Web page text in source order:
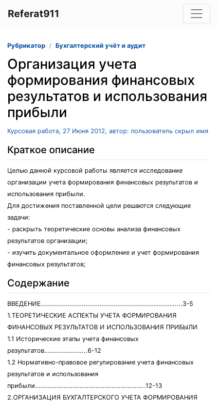
Referat911
Рубрикатор Бухгалтерский учёт и аудит
Организация учета
формирования финансовых
результатов и использования
прибыли
Курсовая работа, 27 Июня 2012, автор: пользователь скрыл имя
Краткое описание
Целью данной курсовой работы является исследование
организации учета формирования финансовых результатов и
использования прибыли.
Для достижения поставленной цели решаются следующие
задачи:
- раскрыть теоретические основы анализа финансовых
результатов организации;
- изучить документальное оформление и учет формирования
финансовых результатов;
Содержание
ВВЕДЕНИЕ…………………………………………………………………....3-5
1.ТЕОРЕТИЧЕСКИЕ АСПЕКТЫ УЧЕТА ФОРМИРОВАНИЯ
ФИНАНСОВЫХ РЕЗУЛЬТАТОВ И ИСПОЛЬЗОВАНИЯ ПРИБЫЛИ
1.1 Исторические этапы учета финансовых
результатов…………………...6-12
1.2 Нормативно-правовое регулирование учета финансовых
результатов и использования
прибыли……………………………………………………..12-13
2.ОРГАНИЗАЦИЯ БУХГАЛТЕРСКОГО УЧЕТА ФОРМИРОВАНИЯ